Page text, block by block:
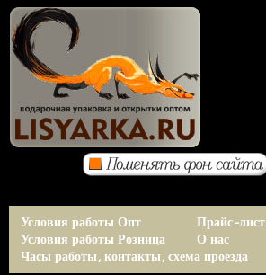
Условия работы Опт
Условия работы Розница
Прайс-лист
О нас
Часы работы, контакты, схема проезда